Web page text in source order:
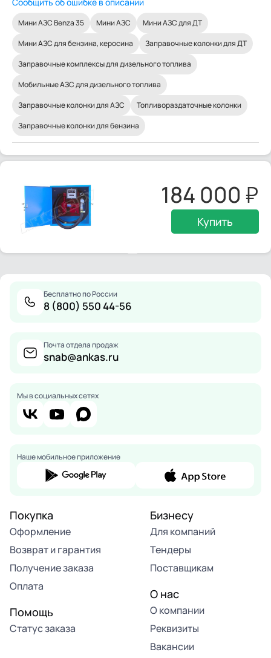
Мини АЗС Benza 35 Мини АЗС
Мини АЗС для ДТ
Мини АЗС для бензина, керосина
Заправочные колонки для ДТ
Заправочные комплексы для дизельного топлива
Мобильные АЗС для дизельного топлива
Заправочные колонки для АЗС
Топливораздаточные колонки
Заправочные колонки для бензина
184 000
Купить
Бесплатно по России
8 (800) 550 44-56
Почта отдела продаж
snab@ankas.ru
Мы в социальных сетях
Наше мобильное приложение
Покупка
Оформление
Возврат и гарантия
Получение заказа
Оплата
Помощь
Статус заказа
Бизнесу
Для компаний
Тендеры
Поставщикам
О нас
О компании
Реквизиты
Вакансии